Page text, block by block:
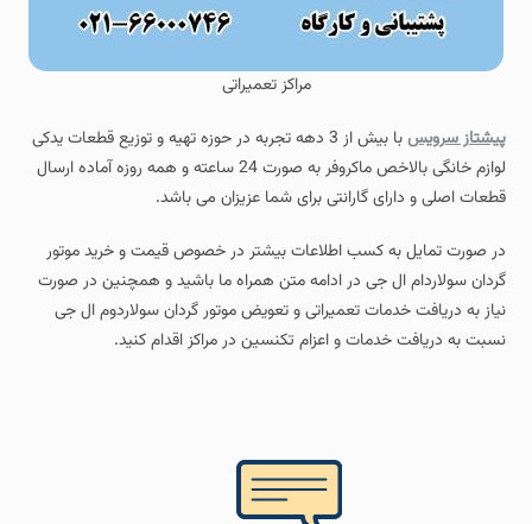
مراکز تعمیراتی
پیشتاز سرویس
با بیش از 3 دهه تجربه در حوزه تهیه و توزیع قطعات یدکی
لوازم خانگی بالاخص ماکروفر به صورت 24 ساعته و همه روزه آماده ارسال
قطعات اصلی و دارای گارانتی برای شما عزیزان می باشد.
در صورت تمایل به کسب اطلاعات بیشتر در خصوص قیمت و خرید موتور
گردان سولاردام ال جی در ادامه متن همراه ما باشید و همچنین در صورت
نیاز به دریافت خدمات تعمیراتی و تعویض موتور گردان سولاردوم ال جی
نسبت به دریافت خدمات و اعزام تکنسین در مراکز اقدام کنید.